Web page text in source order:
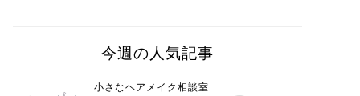
今週の人気記事
小さなヘアメイク相談室